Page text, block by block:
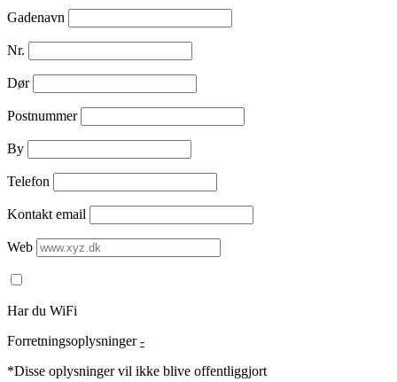
Gadenavn
Nr.
Dør
Postnummer
By
Telefon
Kontakt email
Web
Har du WiFi
Forretningsoplysninger -
*Disse oplysninger vil ikke blive offentliggjort